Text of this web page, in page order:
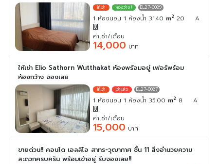
EL27-0089
1 ห้องนอน 1 ห้องน้ำ 31.40 m2 20 A
ค่าเช่า/เดือน
14,000 บาท
ให้เช่า Elio Sathorn Wutthakat ห้องพร้อมอยู่ เฟอร์พร้อม
ห้องกว้าง จองเลย
EL27-0087
1 ห้องนอน 1 ห้องน้ำ 35.00 m2 8 A
ค่าเช่า/เดือน
15,000 บาท
ขายด่วน!! คอนโด เอลลิโอ สาทร-วุฒากาศ ชั้น 11 สิ่งอำนวยความ
สะดวกครบครัน พร้อมเข้าอยู่ รีบจองเลย!!